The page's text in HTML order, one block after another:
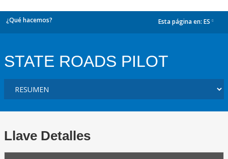
¿Qué hacemos? Esta página en: ES
STATE ROADS PILOT
Llave Detalles